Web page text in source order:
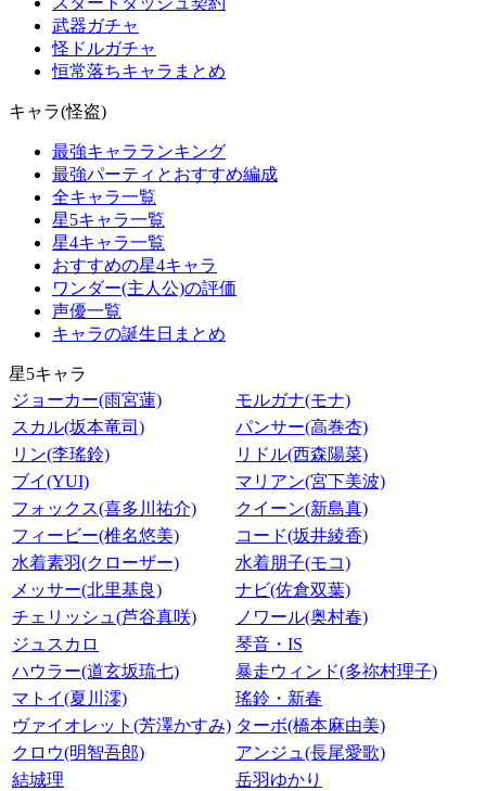
武器ガチャ
怪ドルガチャ
恒常落ちキャラまとめ
キャラ(怪盗)
最強キャラランキング
最強パーティとおすすめ編成
全キャラ一覧
星5キャラ一覧
星4キャラ一覧
おすすめの星4キャラ
ワンダー(主人公)の評価
声優一覧
キャラの誕生日まとめ
星5キャラ
ジョーカー(雨宮蓮)
モルガナ(モナ)
スカル(坂本竜司)
パンサー(高巻杏)
リン(李瑤鈴)
リドル(西森陽菜)
ブイ(YUI)
マリアン(宮下美波)
フォックス(喜多川祐介)
クイーン(新島真)
フィービー(椎名悠美)
コード(坂井綾香)
水着素羽(クローザー)
水着朋子(モコ)
メッサー(北里基良)
ナビ(佐倉双葉)
チェリッシュ(芦谷真咲)
ノワール(奥村春)
ジュスカロ
琴音・IS
ハウラー(道玄坂琉七)
暴走ウィンド(多祢村理子)
マトイ(夏川澪)
瑤鈴・新春
ヴァイオレット(芳澤かすみ) ターボ(橋本麻由美)
クロウ(明智吾郎)
アンジュ(長尾愛歌)
結城理
岳羽ゆかり